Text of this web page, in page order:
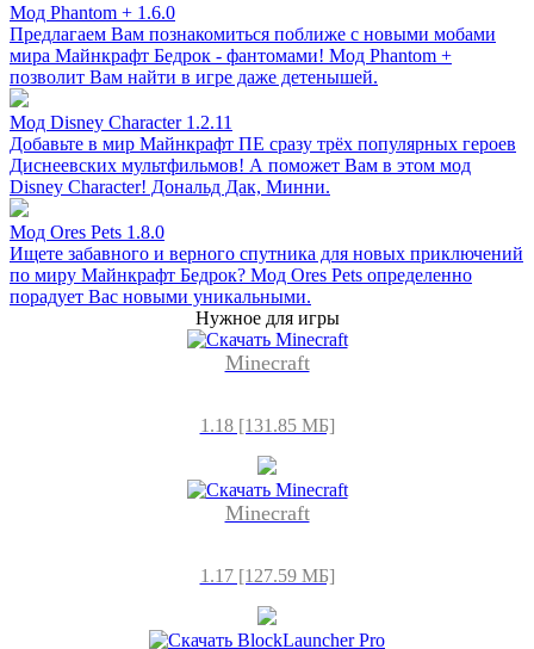
Мод Phantom + 1.6.0
Предлагаем Вам познакомиться поближе с новыми мобами
мира Майнкрафт Бедрок - фантомами! Мод Phantom +
позволит Вам найти в игре даже детенышей.
Мод Disney Character 1.2.11
Добавьте в мир Майнкрафт ПЕ сразу трёх популярных героев
Диснеевских мультфильмов! А поможет Вам в этом мод
Disney Character! Дональд Дак, Минни.
Мод Ores Pets 1.8.0
Ищете забавного и верного спутника для новых приключений
по миру Майнкрафт Бедрок? Мод Ores Pets определенно
порадует Вас новыми уникальными.
Нужное для игры
Minecraft
1.18 [131.85 МБ]
Minecraft
1.17 [127.59 МБ]